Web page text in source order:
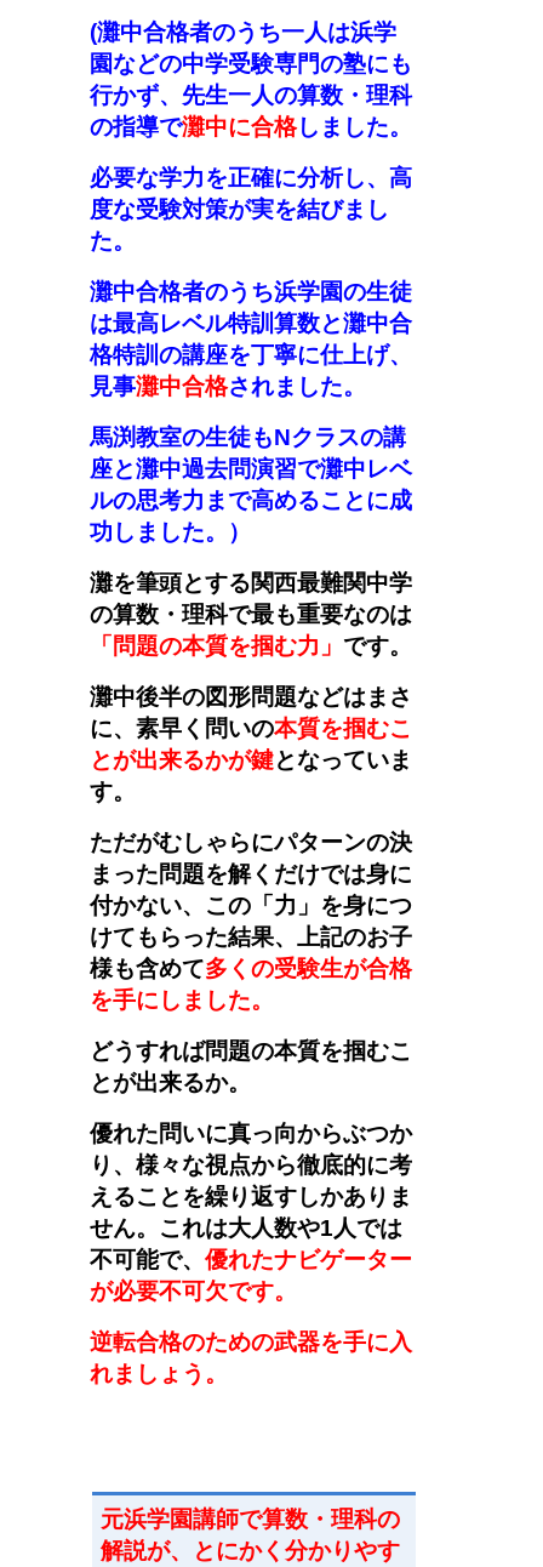
(灘中合格者のうち一人は浜学
園などの中学受験専門の塾にも
行かず、 先生一人の算数・理科
の指導で灘中に合格しました。
必要な学力を正確に分析し、高
度な受験対策が実を結びまし
た。
灘中合格者のうち浜学園の生徒
は最高レベル特訓算数と灘中合
格特訓の講座を丁寧に仕上げ、
見事灘中合格されました。
馬渕教室の生徒もNクラスの講
座と灘中過去問演習で灘中レベ
ルの思考力まで高めることに成
功しました。
）
灘を筆頭とする関西最難関中学
の算数・理科で最も重要なのは
「問題の本質を掴む力」 です。
灘中後半の図形問題などはまさ
に、素早く問いの本質を掴むこ
とが出来るかが鍵となっていま
す。
ただがむしゃらにパターンの決
まった問題を解くだけでは身に
付かない、この「力」を身につ
けてもらった結果、上記のお子
様も含めて多くの受験生が合格
を手にしました。
どうすれば問題の本質を掴むこ
とが出来るか。
優れた問いに真っ向からぶつか
り、様々な視点から徹底的に考
えることを繰り返すしかありま
せん。これは大人数や1人では
不可能で、 優れたナビゲーター
が必要不可欠です。
逆転合格のための武器を手に入
れましょう。
元浜学園講師で算数・理科の
解説が、とにかく分かりやす